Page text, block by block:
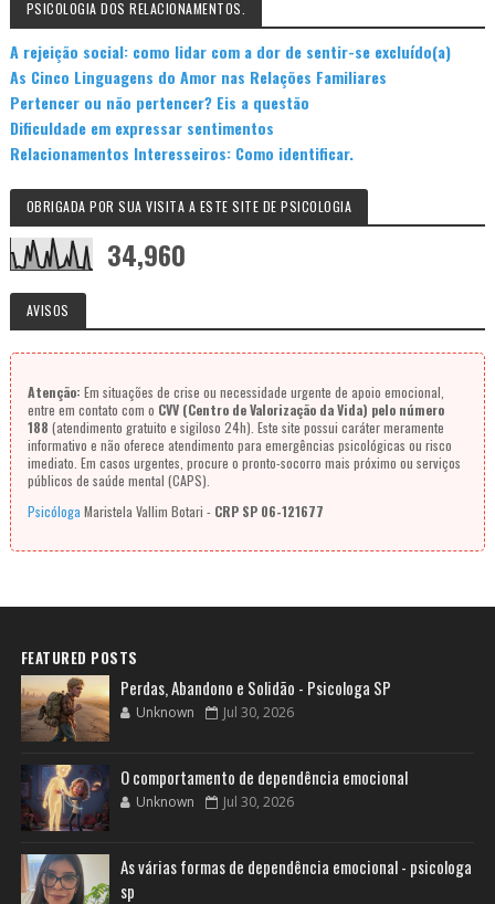
PSICOLOGIA DOS RELACIONAMENTOS.
A rejeição social: como lidar com a dor de sentir-se excluído(a)
As Cinco Linguagens do Amor nas Relações Familiares
Pertencer ou não pertencer? Eis a questão
Dificuldade em expressar sentimentos
Relacionamentos Interesseiros: Como identificar.
OBRIGADA POR SUA VISITA A ESTE SITE DE PSICOLOGIA
34,960
AVISOS
Atenção: Em situações de crise ou necessidade urgente de apoio emocional,
entre em contato com o CVV (Centro de Valorização da Vida) pelo número
188 (atendimento gratuito e sigiloso 24h). Este site possui caráter meramente
informativo e não oferece atendimento para emergências psicológicas ou risco
imediato. Em casos urgentes, procure o pronto-socorro mais próximo ou serviços
públicos de saúde mental (CAPS).
Psicóloga Maristela Vallim Botari - CRP SP 06-121677
FEATURED POSTS
Perdas, Abandono e Solidão - Psicologa SP
Unknown Jul 30, 2026
O comportamento de dependência emocional
Unknown Jul 30, 2026
As várias formas de dependência emocional - psicologa
sp